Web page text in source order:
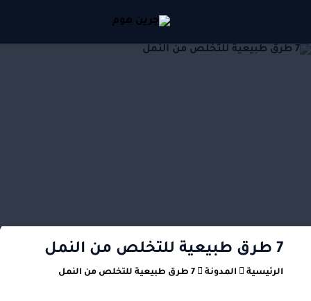
7 طرق طبيعية للتخلص من النمل
الرئيسية المدونة 7 طرق طبيعية للتخلص من النمل